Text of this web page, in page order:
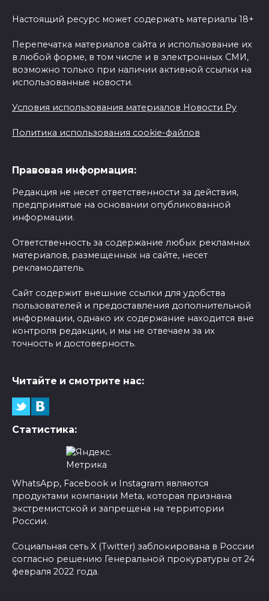
Настоящий ресурс может содержать материалы 18+
Перепечатка материалов сайта и использование их
в любой форме, в том числе и в электронных СМИ,
возможно только при наличии активной ссылки на
использованные новости.
Условия использования материалов Новости Ру
Политика использования cookie-файлов
Правовая информация:
Редакция не несет ответственности за действия,
предпринятые на основании опубликованной
информации.
Ответственность за содержание любых рекламных
материалов, размещенных на сайте, несет
рекламодатель.
Сайт содержит внешние ссылки для удобства
пользователей и предоставления дополнительной
информации, однако их содержание находится вне
контроля редакции, и мы не отвечаем за их
точность и достоверность.
Читайте и смотрите нас:
Статистика:
WhatsApp, Facebook и Instagram являются
продуктами компании Meta, которая признана
экстремистской и запрещена на территории
России.
Социальная сеть X (Twitter) заблокирована в России
согласно решению Генеральной прокуратуры от 24
февраля 2022 года.